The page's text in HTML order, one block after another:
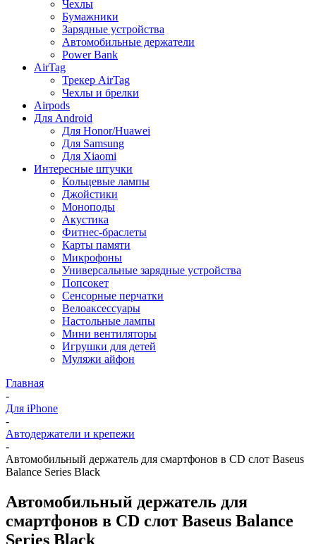
Чехлы
Бумажники
Зарядные устройства
Автомобильные держатели
Power Bank
AirTag
Трекер AirTag
Чехлы и брелки
Airpods
Для Android
Для Honor/Huawei
Для Samsung
Для Xiaomi
Интересные штучки
Кольцевые лампы
Джойстики
Моноподы
Акустика
Фитнес-браслеты
Карты памяти
Микрофоны
Универсальные зарядные устройства
Попсокет
Сенсорные перчатки
Велоаксессуары
Настольные лампы
Мини вентиляторы
Игрушки для детей
Муляжи айфон
Главная
-
Для iPhone
-
Автодержатели и крепежи
-
Автомобильный держатель для смартфонов в CD слот Baseus
Balance Series Black
Автомобильный держатель для
смартфонов в CD слот Baseus Balance
Series Black